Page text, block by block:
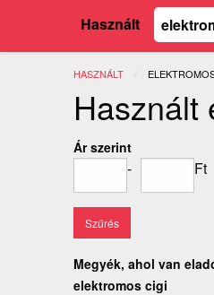
Használt
HASZNÁLT JELENLEGI:
Használt
Ár szerint
- Ft
Megyék, ahol van
elektromos cigi